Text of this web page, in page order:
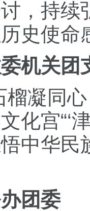
，持续
史使命
机关团
凝同心
化宫“‘
中华民
团委